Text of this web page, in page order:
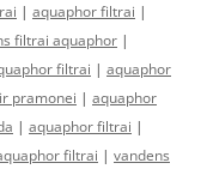
| aquaphor filtrai |
filtrai aquaphor |
filtrai | aquaphor
pramonei | aquaphor
| aquaphor filtrai |
filtrai | vandens